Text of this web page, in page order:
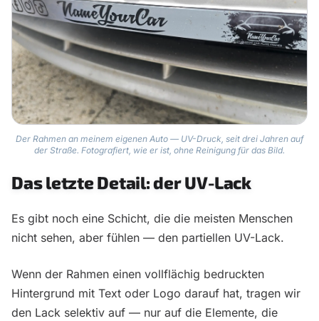
Der Rahmen an meinem eigenen Auto — UV-Druck, seit drei Jahren auf
der Straße. Fotografiert, wie er ist, ohne Reinigung für das Bild.
Das letzte Detail: der UV-Lack
Es gibt noch eine Schicht, die die meisten Menschen
nicht sehen, aber fühlen — den partiellen UV-Lack.
Wenn der Rahmen einen vollflächig bedruckten
Hintergrund mit Text oder Logo darauf hat, tragen wir
den Lack selektiv auf — nur auf die Elemente, die